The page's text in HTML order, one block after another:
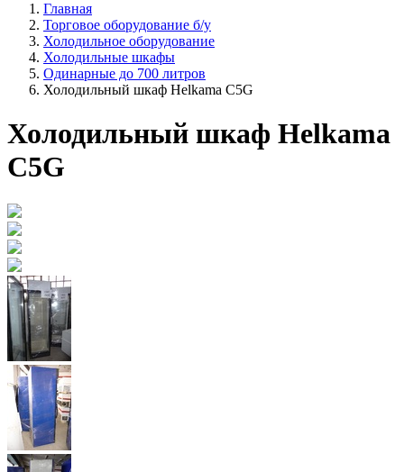
Главная
Торговое оборудование б/у
Холодильное оборудование
Холодильные шкафы
Одинарные до 700 литров
Холодильный шкаф Helkama C5G
Холодильный шкаф Helkama
C5G